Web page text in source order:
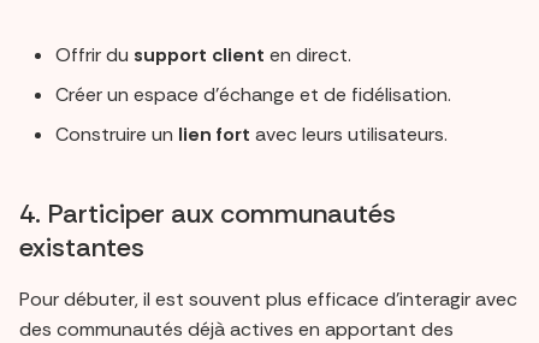
Offrir du support client en direct.
Créer un espace d’échange et de fidélisation.
Construire un lien fort avec leurs utilisateurs.
4. Participer aux communautés
existantes
Pour débuter, il est souvent plus efficace d’interagir avec
des communautés déjà actives en apportant des